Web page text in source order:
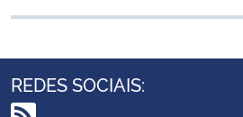
REDES SOCIAIS: